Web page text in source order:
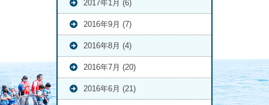
2017年1月 (6)
2016年9月 (7)
2016年8月 (4)
2016年7月 (20)
2016年6月 (21)